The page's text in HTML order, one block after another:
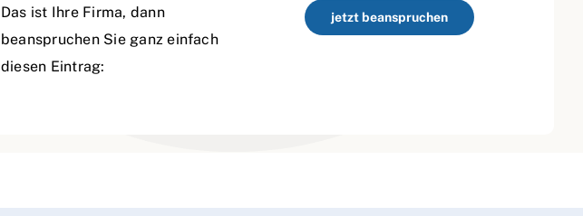
Das ist Ihre Firma, dann
beanspruchen Sie ganz einfach
diesen Eintrag:
jetzt beanspruchen